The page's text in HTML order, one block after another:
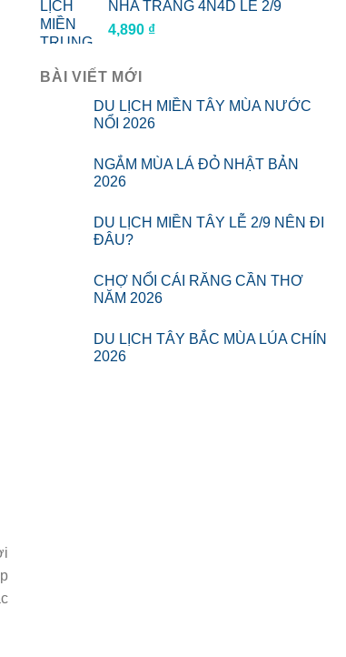
NHA TRANG 4N4D LỄ 2/9
4,890 ₫
BÀI VIẾT MỚI
DU LỊCH MIỀN TÂY MÙA NƯỚC
NỔI 2026
NGẮM MÙA LÁ ĐỎ NHẬT BẢN
2026
DU LỊCH MIỀN TÂY LỄ 2/9 NÊN ĐI
ĐÂU?
CHỢ NỔI CÁI RĂNG CẦN THƠ
NĂM 2026
DU LỊCH TÂY BẮC MÙA LÚA CHÍN
2026